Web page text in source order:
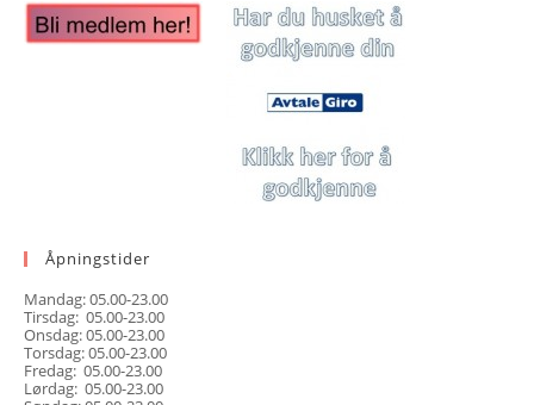
Åpningstider
Mandag: 05.00-23.00
Tirsdag: 05.00-23.00
Onsdag: 05.00-23.00
Torsdag: 05.00-23.00
Fredag: 05.00-23.00
Lørdag: 05.00-23.00